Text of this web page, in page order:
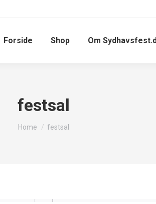
Forside Shop Om
festsal
You are here:
Home festsal